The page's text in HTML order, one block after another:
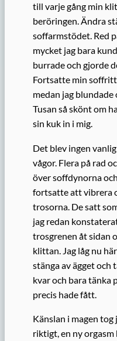
till varje gång min
beröringen. Ändra
soffarmstödet. Red
mycket jag bara
burrade och gjorde
Fortsatte min
medan jag
Tusan så skönt om
sin kuk in i mig.
Det blev ingen
vågor. Flera på rad
över soffdynorna
fortsatte att vibrera
trosorna. De satt
jag redan
trosgrenen åt sidan
klittan. Jag låg nu
stänga av ägget och
kvar och bara tänka
precis hade fått.
Känslan i magen
riktigt, en ny orgasm